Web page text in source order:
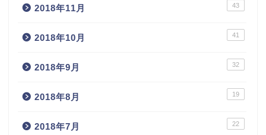
2018年11月 43
2018年10月 41
2018年9月 32
2018年8月 19
2018年7月 22